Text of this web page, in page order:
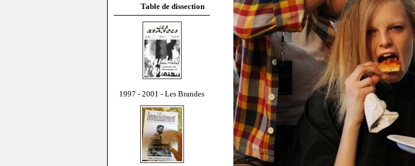
Table de dissection
1997 - 2001 - Les Brandes